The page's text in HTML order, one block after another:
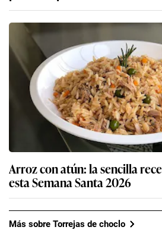
Arroz con atún: la sencilla
esta Semana Santa 2026
Más sobre Torrejas de choclo